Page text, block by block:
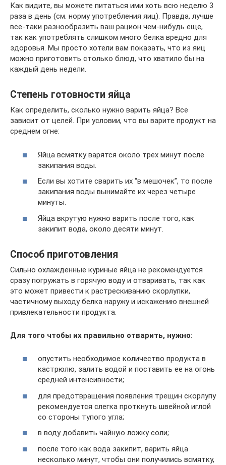
Как видите, вы можете питаться ими хоть всю неделю 3
раза в день (см. норму употребления яиц). Правда, лучше
все-таки разнообразить ваш рацион чем-нибудь еще,
так как употреблять слишком много белка вредно для
здоровья. Мы просто хотели вам показать, что из яиц
можно приготовить столько блюд, что хватило бы на
каждый день недели.
Степень готовности яйца
Как определить, сколько нужно варить яйца? Все
зависит от целей. При условии, что вы варите продукт на
среднем огне:
Яйца всмятку варятся около трех минут после
закипания воды.
Если вы хотите сварить их “в мешочек”, то после
закипания воды вынимайте их через четыре
минуты.
Яйца вкрутую нужно варить после того, как
закипит вода, около десяти минут.
Способ приготовления
Сильно охлажденные куриные яйца не рекомендуется
сразу погружать в горячую воду и отваривать, так как
это может привести к растрескиванию скорлупки,
частичному выходу белка наружу и искажению внешней
привлекательности продукта.
Для того чтобы их правильно отварить, нужно:
опустить необходимое количество продукта в
кастрюлю, залить водой и поставить ее на огонь
средней интенсивности;
для предотвращения появления трещин скорлупу
рекомендуется слегка проткнуть швейной иглой
со стороны тупого угла;
в воду добавить чайную ложку соли;
после того как вода закипит, варить яйца
несколько минут, чтобы они получились всмятку,